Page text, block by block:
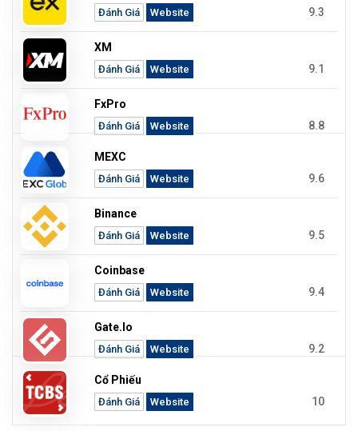
Đánh Giá Website 9.3
XM
Đánh Giá Website 9.1
FxPro
Đánh Giá Website 8.8
MEXC
Đánh Giá Website 9.6
Binance
Đánh Giá Website 9.5
Coinbase
Đánh Giá Website 9.4
Gate.io
Đánh Giá Website 9.2
Cổ Phiếu
Đánh Giá Website 10